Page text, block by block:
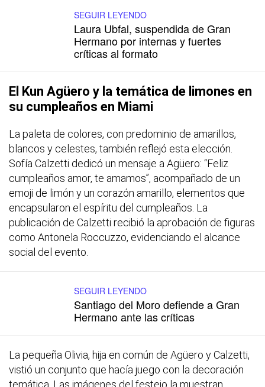
SEGUIR LEYENDO
Laura Ubfal, suspendida de Gran
Hermano por internas y fuertes
críticas al formato
El Kun Agüero y la temática de limones en
su cumpleaños en Miami
La paleta de colores, con predominio de amarillos,
blancos y celestes, también reflejó esta elección.
Sofía Calzetti dedicó un mensaje a Agüero: “Feliz
cumpleaños amor, te amamos”, acompañado de un
emoji de limón y un corazón amarillo, elementos que
encapsularon el espíritu del cumpleaños. La
publicación de Calzetti recibió la aprobación de figuras
como Antonela Roccuzzo, evidenciando el alcance
social del evento.
SEGUIR LEYENDO
Santiago del Moro defiende a Gran
Hermano ante las críticas
La pequeña Olivia, hija en común de Agüero y Calzetti,
vistió un conjunto que hacía juego con la decoración
temática. Las imágenes del festejo la muestran